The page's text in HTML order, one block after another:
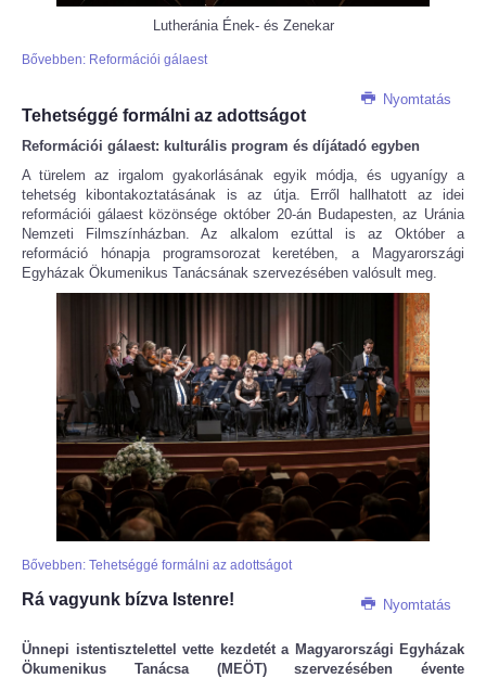
Lutheránia Ének- és Zenekar
Bővebben: Reformációi gálaest
Nyomtatás
Tehetséggé formálni az adottságot
Reformációi gálaest: kulturális program és díjátadó egyben
A türelem az irgalom gyakorlásának egyik módja, és ugyanígy a
tehetség kibontakoztatásának is az útja. Erről hallhatott az idei
reformációi gálaest közönsége október 20-án Budapesten, az Uránia
Nemzeti Filmszínházban. Az alkalom ezúttal is az Október a
reformáció hónapja programsorozat keretében, a Magyarországi
Egyházak Ökumenikus Tanácsának szervezésében valósult meg.
Bővebben: Tehetséggé formálni az adottságot
Nyomtatás
Rá vagyunk bízva Istenre!
Ünnepi istentisztelettel vette kezdetét a Magyarországi Egyházak
Ökumenikus Tanácsa (MEÖT) szervezésében évente